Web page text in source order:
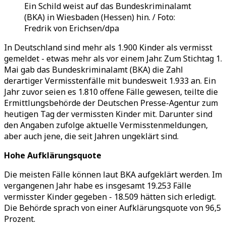
Ein Schild weist auf das Bundeskriminalamt
(BKA) in Wiesbaden (Hessen) hin. / Foto:
Fredrik von Erichsen/dpa
In Deutschland sind mehr als 1.900 Kinder als vermisst
gemeldet - etwas mehr als vor einem Jahr. Zum Stichtag 1.
Mai gab das Bundeskriminalamt (BKA) die Zahl
derartiger Vermisstenfälle mit bundesweit 1.933 an. Ein
Jahr zuvor seien es 1.810 offene Fälle gewesen, teilte die
Ermittlungsbehörde der Deutschen Presse-Agentur zum
heutigen Tag der vermissten Kinder mit. Darunter sind
den Angaben zufolge aktuelle Vermisstenmeldungen,
aber auch jene, die seit Jahren ungeklärt sind.
Hohe Aufklärungsquote
Die meisten Fälle können laut BKA aufgeklärt werden. Im
vergangenen Jahr habe es insgesamt 19.253 Fälle
vermisster Kinder gegeben - 18.509 hätten sich erledigt.
Die Behörde sprach von einer Aufklärungsquote von 96,5
Prozent.